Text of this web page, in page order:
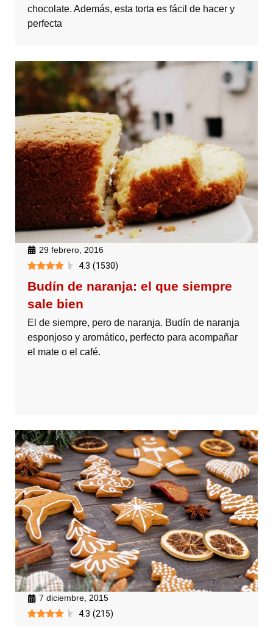
chocolate. Además, esta torta es fácil de hacer y
perfecta
29 febrero, 2016
4.3 (1530)
Budín de naranja: el que siempre
sale bien
El de siempre, pero de naranja. Budín de naranja
esponjoso y aromático, perfecto para acompañar
el mate o el café.
7 diciembre, 2015
4.3 (215)